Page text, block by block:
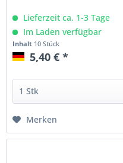
Lieferzeit ca. 1-3 Tage
Im Laden verfügbar
Inhalt 10 Stück
5,40 € *
Merken